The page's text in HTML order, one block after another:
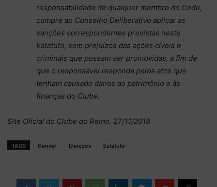
responsabilidade de qualquer membro do Codir,
cumpre ao Conselho Deliberativo aplicar as
sanções correspondentes previstas neste
Estatuto, sem prejuízos das ações cíveis e
criminais que possam ser promovidas, a fim de
que o responsável responda pelos atos que
tenham causado danos ao patrimônio e às
finanças do Clube.
Site Oficial do Clube do Remo, 27/11/2018
TAGS Condel Eleições Estatuto